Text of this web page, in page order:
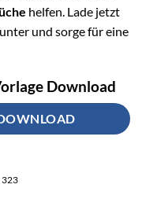
helfen. Lade jetzt
und sorge für eine
Download
323